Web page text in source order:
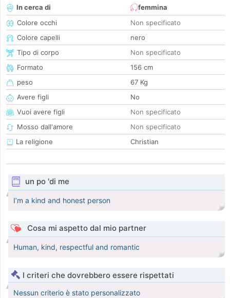
In cerca di
femmina
Colore occhi
Non specificato
Colore capelli
nero
Tipo di corpo
Non specificato
Formato
156 cm
peso
67 Kg
Avere figli
No
Vuoi avere figli
Non specificato
Mosso dall'amore
Non specificato
La religione
Christian
un po 'di me
I’m a kind and honest person
Cosa mi aspetto dal mio partner
Human, kind, respectful and romantic
I criteri che dovrebbero essere rispettati
Nessun criterio è stato personalizzato